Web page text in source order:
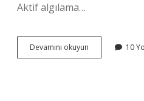
Aktif algılama…
Devamını okuyun
Algılayıcı
10